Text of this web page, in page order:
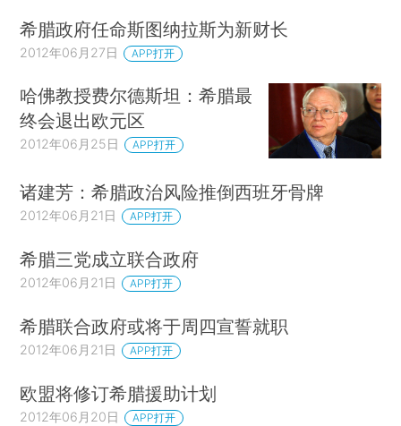
希腊政府任命斯图纳拉斯为新财长
2012年06月27日 APP打开
哈佛教授费尔德斯坦：希腊最
终会退出欧元区
2012年06月25日 APP打开
诸建芳：希腊政治风险推倒西班牙骨牌
2012年06月21日 APP打开
希腊三党成立联合政府
2012年06月21日 APP打开
希腊联合政府或将于周四宣誓就职
2012年06月21日 APP打开
欧盟将修订希腊援助计划
2012年06月20日 APP打开